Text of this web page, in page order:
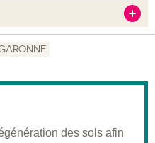
des sols afin